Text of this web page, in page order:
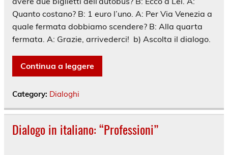
Quanto costano? B: 1 euro l’uno. A: Per Via Venezia a
quale fermata dobbiamo scendere? B: Alla quarta
fermata. A: Grazie, arrivederci! b) Ascolta il dialogo.
Continua a leggere
Category: Dialoghi
Dialogo in italiano: “Professioni”